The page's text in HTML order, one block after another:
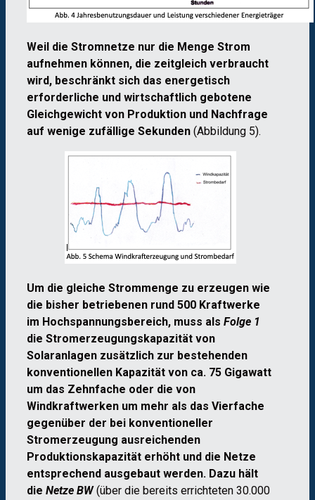
Weil die Stromnetze nur die Menge Strom
aufnehmen können, die zeitgleich verbraucht
wird, beschränkt sich das energetisch
erforderliche und wirtschaftlich gebotene
Gleichgewicht von Produktion und Nachfrage
auf wenige zufällige Sekunden (Abbildung 5).
Um die gleiche Strommenge zu erzeugen wie
die bisher betriebenen rund 500 Kraftwerke
im Hochspannungsbereich, muss als Folge 1
die Stromerzeugungskapazität von
Solaranlagen zusätzlich zur bestehenden
konventionellen Kapazität von ca. 75 Gigawatt
um das Zehnfache oder die von
Windkraftwerken um mehr als das Vierfache
gegenüber der bei konventioneller
Stromerzeugung ausreichenden
Produktionskapazität erhöht und die Netze
entsprechend ausgebaut werden. Dazu hält
die Netze BW (über die bereits errichteten 30.000